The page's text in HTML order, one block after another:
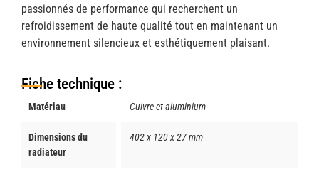
passionnés de performance qui recherchent un
refroidissement de haute qualité tout en maintenant un
environnement silencieux et esthétiquement plaisant.
Fiche technique :
Matériau Cuivre et aluminium
Dimensions du
radiateur
402 x 120 x 27 mm